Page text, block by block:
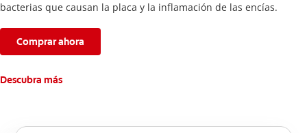
bacterias que causan la placa y la inflamación de las encías.
Comprar ahora
Descubra más